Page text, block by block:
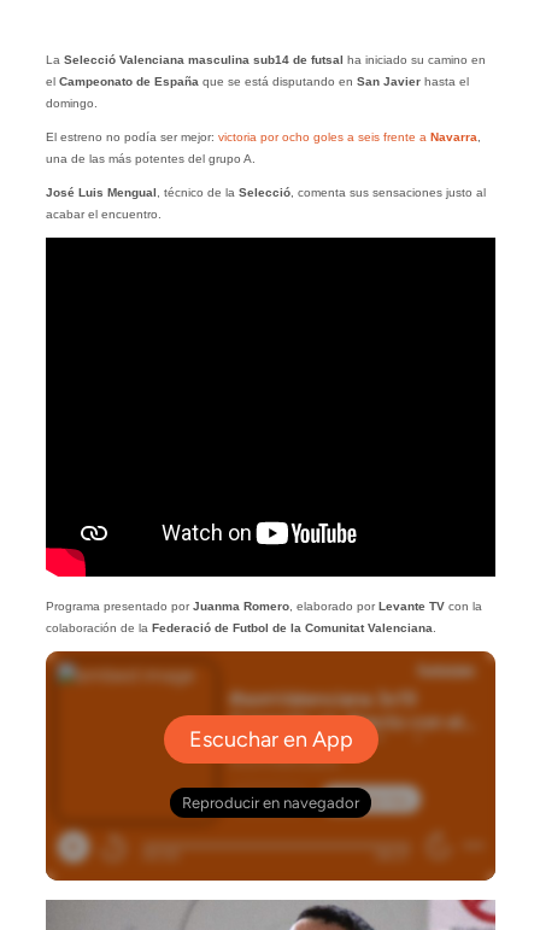
La Selecció Valenciana masculina sub14 de futsal
ha iniciado su camino en
el Campeonato de Españaque se está disputando en San Javierhasta el
domingo.
El estreno no podía ser mejor: victoria por ocho goles a seis frente a Navarra,
una de las más potentes del grupo A.
José Luis Mengual , técnico de la Selecció, comenta sus sensaciones justo al
acabar el encuentro.
Programa presentado porJuanma Romero, elaborado por Levante TV con la
colaboración de la Federació de Futbol de la Comunitat Valenciana.